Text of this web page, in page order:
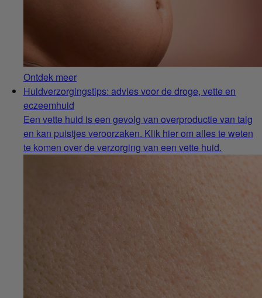
Ontdek meer
Huidverzorgingstips: advies voor de droge, vette en
eczeemhuid
Een vette huid is een gevolg van overproductie van talg
en kan puistjes veroorzaken. Klik hier om alles te weten
te komen over de verzorging van een vette huid.